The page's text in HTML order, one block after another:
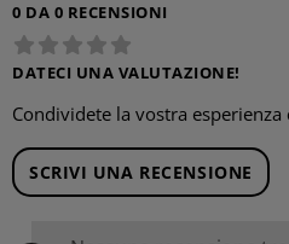
0 DA 0 RECENSIONI
DATECI UNA VALUTAZIONE!
Condividete la vostra
SCRIVI UNA RECENSIONE